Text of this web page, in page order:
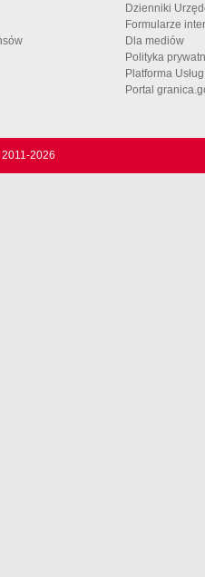
Dzienniki
Formularze
Dla mediów
Polityka
Platforma
Portal
2026